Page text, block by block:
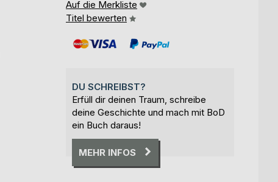
Auf die Merkliste
Titel bewerten
DU SCHREIBST?
Erfüll dir deinen Traum, schreibe
deine Geschichte und mach mit BoD
ein Buch daraus!
MEHR INFOS